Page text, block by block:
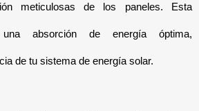
meticulosas de los paneles. Esta
una absorción de energía óptima,
de tu sistema de energía solar.